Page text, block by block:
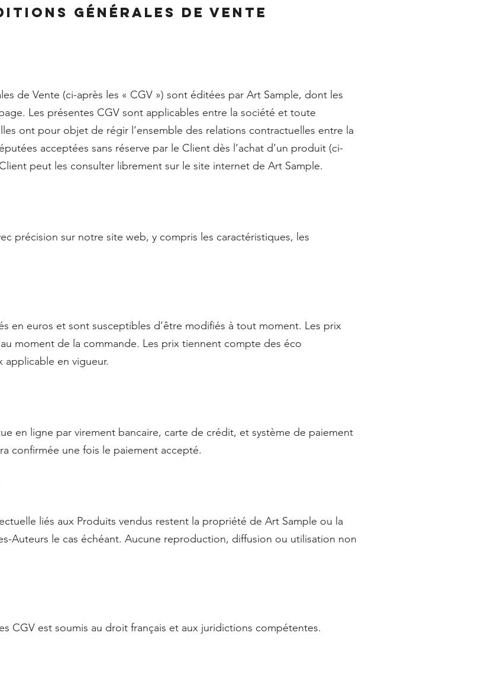
générales de vente
de Vente (ci-après les « CGV ») sont éditées par Art Sample, dont les
Les présentes CGV sont applicables entre la société et toute
ont pour objet de régir l’ensemble des relations contractuelles entre la
acceptées sans réserve par le Client dès l’achat d’un produit (ci-
peut les consulter librement sur le site internet de Art Sample.
précision sur notre site web, y compris les caractéristiques, les
en euros et sont susceptibles d’être modifiés à tout moment. Les prix
moment de la commande. Les prix tiennent compte des éco
applicable en vigueur.
en ligne par virement bancaire, carte de crédit, et système de paiement
confirmée une fois le paiement accepté.
liés aux Produits vendus restent la propriété de Art Sample ou la
Auteurs le cas échéant. Aucune reproduction, diffusion ou utilisation non
CGV est soumis au droit français et aux juridictions compétentes.